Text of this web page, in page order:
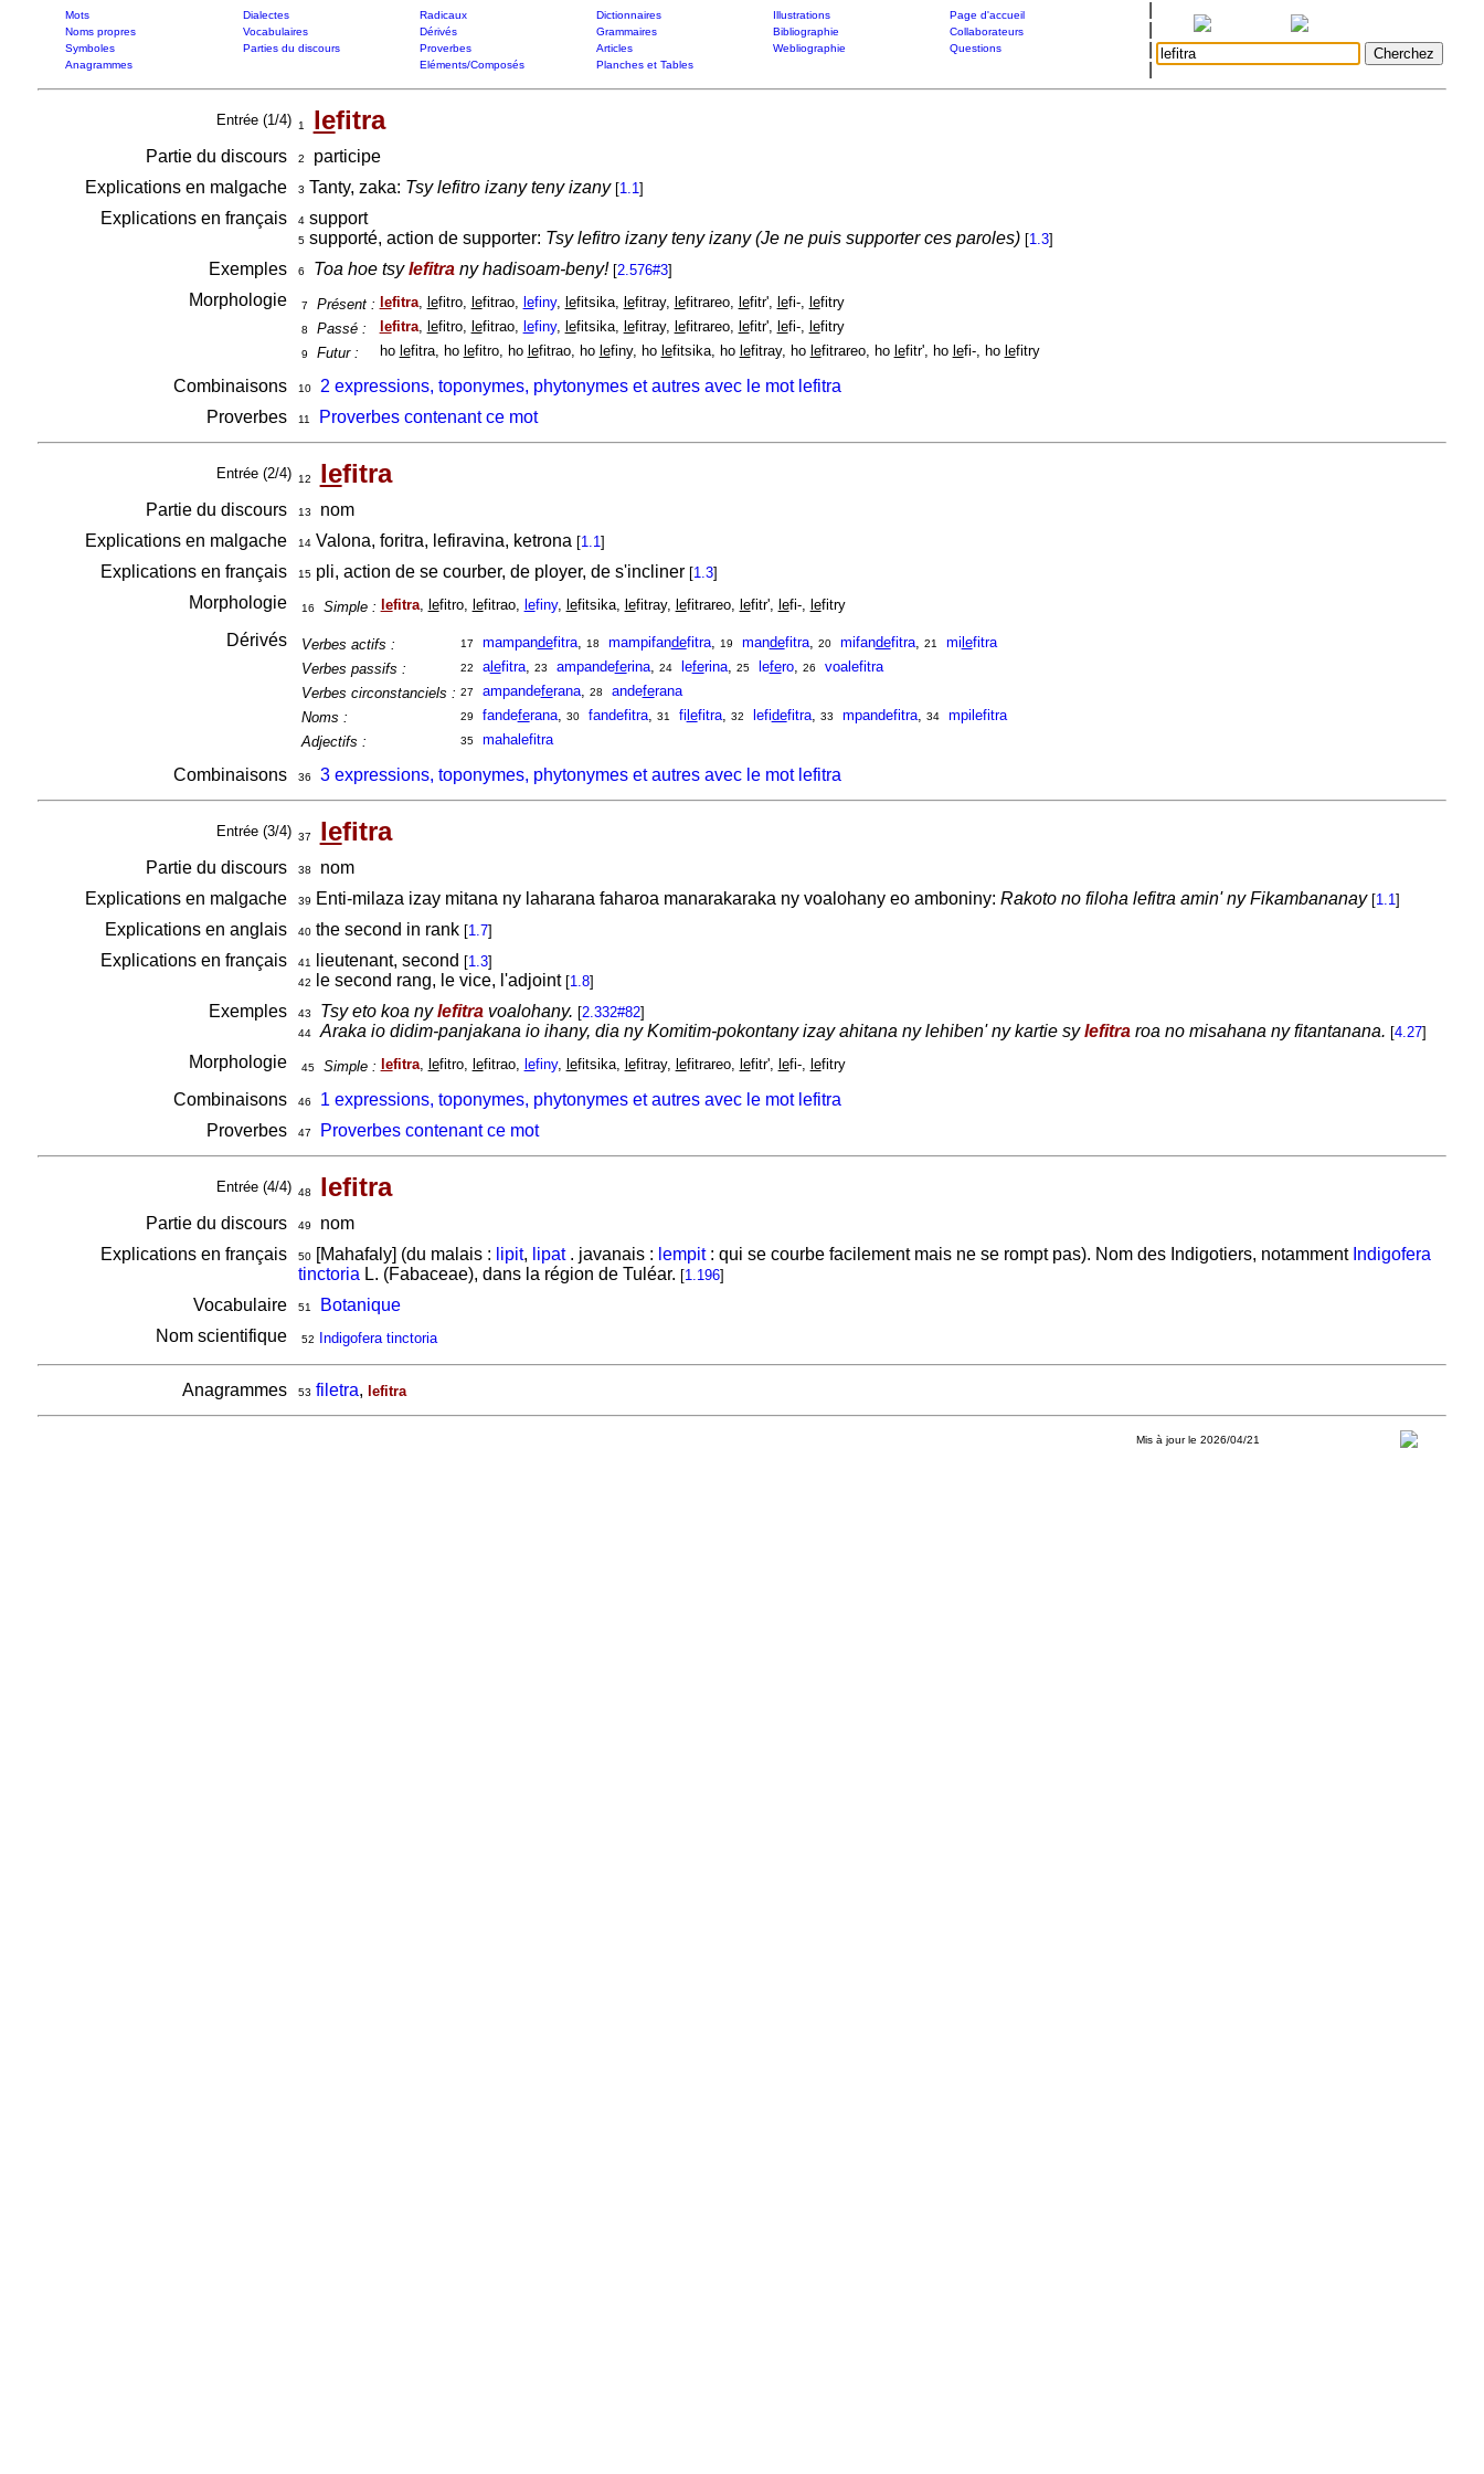
Mots Dialectes Radicaux Dictionnaires Illustrations
Page d'accueil
Noms propres
Vocabulaires Dérivés Grammaires Bibliographie
Collaborateurs
Symboles
Parties du discours Proverbes Articles Webliographie
Questions
Anagrammes
Eléments/Composés Planches et Tables
Entrée (1/4) 1 lefitra
Partie du discours 2
participe
Explications en malgache
3 Tanty, zaka: Tsy lefitro izany teny izany [1.1]
Explications en français 4support
5supporté, action de supporter: Tsy lefitro izany teny izany (Je ne puis supporter ces paroles) [1.3]
Exemples 6 Toa hoe tsylefitrany hadisoam-beny! [2.576#3]
Morphologie 7 Présent : lefitra, lefitro, lefitrao, lefiny, lefitsika, lefitray, lefitrareo, lefitr', lefi-, lefitry
8 Passé : lefitra, lefitro, lefitrao, lefiny, lefitsika, lefitray, lefitrareo, lefitr', lefi-, lefitry
9 Futur : ho lefitra, ho lefitro, ho lefitrao, ho lefiny, ho lefitsika, ho lefitray, ho lefitrareo, ho lefitr', ho lefi-, ho lefitry
Combinaisons 10
2 expressions, toponymes, phytonymes et autres avec le mot lefitra
Proverbes
11 Proverbes contenant ce mot
Entrée (2/4) 12 lefitra
Partie du discours 13
nom
Explications en malgache
14Valona, foritra, lefiravina, ketrona [1.1]
Explications en français 15pli, action de se courber, de ployer, de s'incliner [1.3]
Morphologie 16 Simple : lefitra, lefitro, lefitrao, lefiny, lefitsika, lefitray, lefitrareo, lefitr', lefi-, lefitry
Dérivés Verbes actifs : 17 mampandefitra, 18 mampifandefitra, 19 mandefitra, 20 mifandefitra, 21 mi lefitra
Verbes passifs :
22 alefitra, 23 ampandeferina, 24 leferina, 25 lefero, 26
voalefitra
Verbes circonstanciels : 27 ampandeferana, 28 andeferana
Noms :
29 fandeferana, 30 fandefitra, 31 fi lefitra, 32 lefidefitra, 33 mpandefitra, 34
mpilefitra
Adjectifs :
35 mahalefitra
Combinaisons 36 3 expressions, toponymes, phytonymes et autres avec le mot lefitra
Entrée (3/4) 37 lefitra
Partie du discours 38
nom
Explications en malgache
39 Enti-milaza izay mitana ny laharana faharoa manarakaraka ny voalohany eo amboniny: Rakoto no filoha lefitra amin' ny Fikambananay [1.1]
Explications en anglais 40the second in rank [1.7]
Explications en français 41 lieutenant, second [1.3]
42 le second rang, le vice, l'adjoint [1.8]
Exemples 43 Tsy eto koa nylefitravoalohany. [2.332#82]
44 Araka io didim-panjakana io ihany, dia ny Komitim-pokontany izay ahitana ny lehiben' ny kartie sylefitraroa no misahana ny fitantanana. [4.27]
Morphologie 45 Simple : lefitra, lefitro, lefitrao, lefiny, lefitsika, lefitray, lefitrareo, lefitr', lefi-, lefitry
Combinaisons 46
1 expressions, toponymes, phytonymes et autres avec le mot lefitra
Proverbes
47 Proverbes contenant ce mot
Entrée (4/4) 48 lefitra
Partie du discours 49
nom
Explications en français
50[Mahafaly] (du malais : lipit, lipat. javanais : lempit: qui se courbe facilement mais ne se rompt pas). Nom des Indigotiers, notamment Indigofera
tinctoria L. (Fabaceae), dans la région de Tuléar. [1.196]
Vocabulaire 51
Botanique
Nom scientifique
52 Indigofera tinctoria
Anagrammes 53 filetra, lefitra
Mis à jour le 2026/04/21